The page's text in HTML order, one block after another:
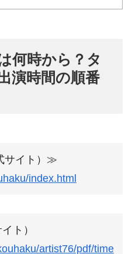
何時から？タ
演時間の順番
サイト）≫
index.html
ト）
artist76/pdf/time